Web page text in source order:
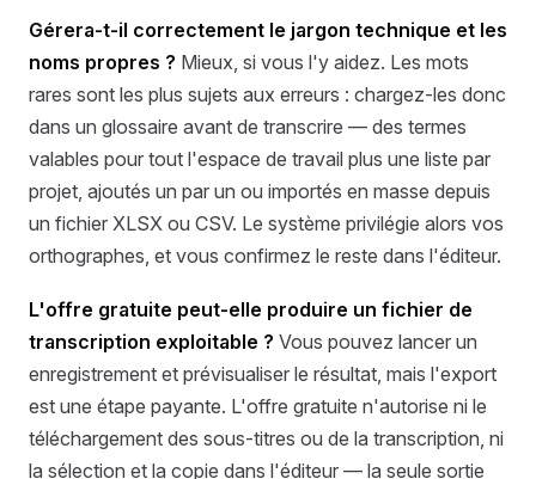
Gérera-t-il correctement le jargon technique et les
noms propres ? Mieux, si vous l'y aidez. Les mots
rares sont les plus sujets aux erreurs : chargez-les donc
dans un glossaire avant de transcrire — des termes
valables pour tout l'espace de travail plus une liste par
projet, ajoutés un par un ou importés en masse depuis
un fichier XLSX ou CSV. Le système privilégie alors vos
orthographes, et vous confirmez le reste dans l'éditeur.
L'offre gratuite peut-elle produire un fichier de
transcription exploitable ? Vous pouvez lancer un
enregistrement et prévisualiser le résultat, mais l'export
est une étape payante. L'offre gratuite n'autorise ni le
téléchargement des sous-titres ou de la transcription, ni
la sélection et la copie dans l'éditeur — la seule sortie